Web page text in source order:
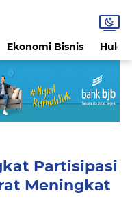
Ekonomi Bisnis
Partisipasi
Meningkat